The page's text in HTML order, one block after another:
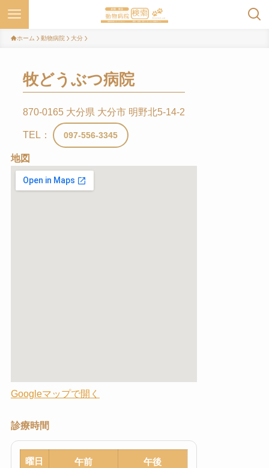
ホーム 動物病院 大分
牧どうぶつ病院
870-0165 大分県 大分市 明野北5-14-2
TEL： 097-556-3345
地図
Googleマップで開く
診療時間
曜日 午前 午後